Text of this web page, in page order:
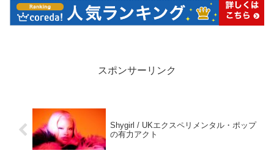
スポンサーリンク
Shygirl / UKエクスペリメンタル・ポップ
の有力アクト